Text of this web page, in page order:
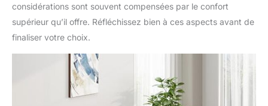
confortable pour
assurer une expérience
les ressorts de poche
individuels intégrés et
la mousse de rebond
considérations sont souvent compensées par le confort
supérieur qu’il offre. Réfléchissez bien à ces aspects avant de
finaliser votre choix.